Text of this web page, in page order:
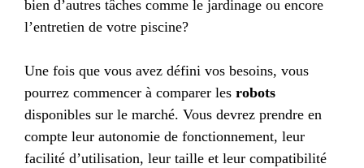
bien d’autres tâches comme le jardinage ou encore
l’entretien de votre piscine?
Une fois que vous avez défini vos besoins, vous
pourrez commencer à comparer les robots
disponibles sur le marché. Vous devrez prendre en
compte leur autonomie de fonctionnement, leur
facilité d’utilisation, leur taille et leur compatibilité